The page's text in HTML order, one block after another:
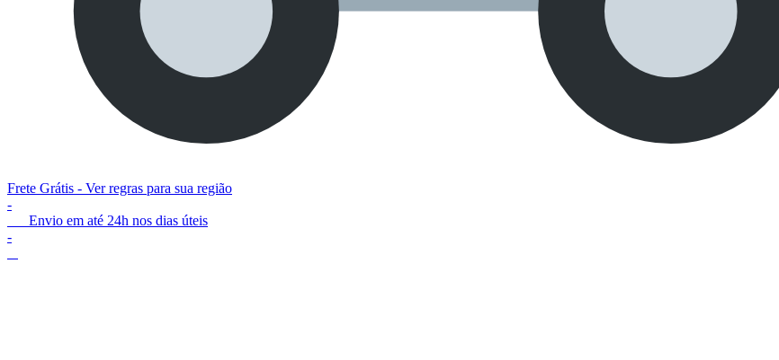
Frete Grátis - Ver regras para sua região
-
Envio em até 24h nos dias úteis
-